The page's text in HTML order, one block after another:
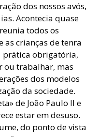
dos nossos avós,
Acontecia quase
todos os
as crianças de tenra
prática obrigatória,
ou trabalhar, mas
dos modelos
da sociedade.
de João Paulo II e
estar em desuso.
do ponto de vista